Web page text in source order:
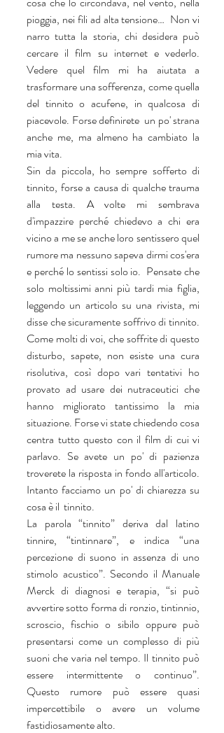
pioggia, nei fili ad alta tensione…  Non vi
narro tutta la storia, chi desidera può
cercare il film su internet e vederlo.
Vedere quel film mi ha aiutata a
trasformare una sofferenza, come quella
del tinnito o acufene, in qualcosa di
piacevole. Forse definirete  un po' strana
anche me, ma almeno ha cambiato la
mia vita.
Sin da piccola, ho sempre sofferto di
tinnito, forse a causa di qualche trauma
alla testa. A volte mi sembrava
d'impazzire perché chiedevo a chi era
vicino a me se anche loro sentissero quel
rumore ma nessuno sapeva dirmi cos'era
e perché lo sentissi solo io.  Pensate che
solo moltissimi anni più tardi mia figlia,
leggendo un articolo su una rivista, mi
disse che sicuramente soffrivo di tinnito.
Come molti di voi, che soffrite di questo
disturbo, sapete, non esiste una cura
risolutiva, così dopo vari tentativi ho
provato ad usare dei nutraceutici che
hanno migliorato tantissimo la mia
situazione. Forse vi state chiedendo cosa
centra tutto questo con il film di cui vi
parlavo. Se avete un po' di pazienza
troverete la risposta in fondo all'articolo.
Intanto facciamo un po' di chiarezza su
cosa è il  tinnito.
La parola “tinnito” deriva dal latino
tinnire, “tintinnare”, e indica “una
percezione di suono in assenza di uno
stimolo acustico”. Secondo il Manuale
Merck di diagnosi e terapia, “si può
avvertire sotto forma di ronzio, tintinnio,
scroscio, fischio o sibilo oppure può
presentarsi come un complesso di più
suoni che varia nel tempo. Il tinnito può
essere intermittente o continuo”.
Questo rumore può essere quasi
impercettibile o avere un volume
fastidiosamente alto.